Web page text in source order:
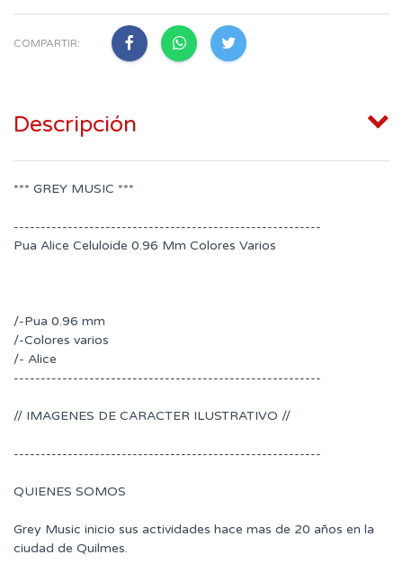
COMPARTIR:
Descripción
*** GREY MUSIC ***
---------------------------------------------------------
Pua Alice Celuloide 0.96 Mm Colores Varios
/-Pua 0.96 mm
/-Colores varios
/- Alice
---------------------------------------------------------
// IMAGENES DE CARACTER ILUSTRATIVO //
---------------------------------------------------------
QUIENES SOMOS
Grey Music inicio sus actividades hace mas de 20 años en la
ciudad de Quilmes.